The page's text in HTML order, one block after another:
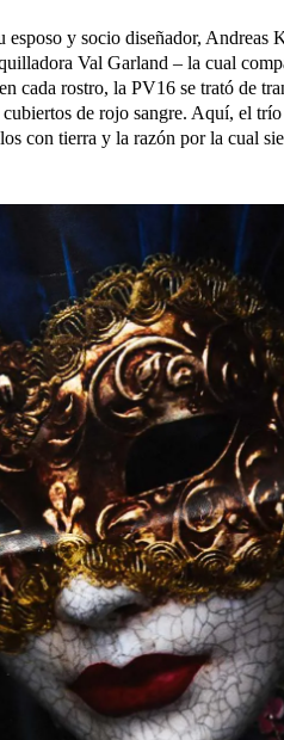
y socio diseñador, Andreas
Val Garland – la cual
cada rostro, la PV16 se trató de
de rojo sangre. Aquí, el
con tierra y la razón por la cual